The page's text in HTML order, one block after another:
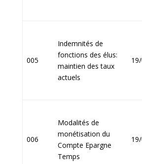
005
Indemnités de
fonctions des élus:
maintien des taux
actuels
006
Modalités de
monétisation du
Compte Epargne
Temps